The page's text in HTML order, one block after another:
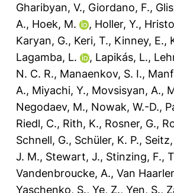
Gharibyan, V., Giordano, F.,
A., Hoek, M. , Holler, Y.,
Karyan, G., Keri, T., Kinney, E.,
Lagamba, L.
, Lapikás, L.,
N. C. R., Manaenkov, S. I.,
A., Miyachi, Y., Movsisyan, A.,
Negodaev, M., Nowak, W.-D.,
Riedl, C., Rith, K., Rosner, G.,
Schnell, G., Schüler, K. P.,
J. M., Stewart, J., Stinzing, F.,
Vandenbroucke, A., Van
Yaschenko, S., Ye, Z., Yen, S.,